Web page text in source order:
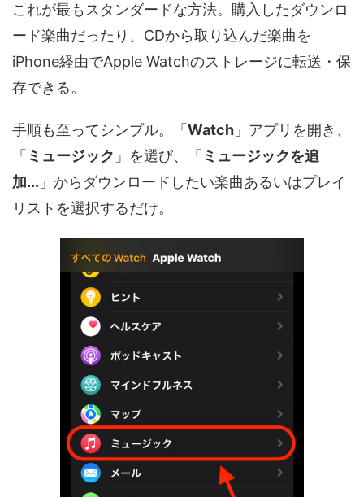
これが最もスタンダードな方法。購入したダウンロ
ード楽曲だったり、CDから取り込んだ楽曲を
iPhone経由でApple Watchのストレージに転送・保
存できる。
手順も至ってシンプル。「 Watch 」アプリを開き、
「 ミュージック 」を選び、「 ミュージックを追
加... 」からダウンロードしたい楽曲あるいはプレイ
リストを選択するだけ。